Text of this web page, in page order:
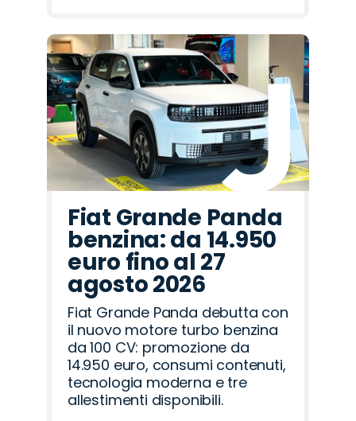
Fiat Grande Panda
benzina: da 14.950
euro fino al 27
agosto 2026
Fiat Grande Panda debutta con
il nuovo motore turbo benzina
da 100 CV: promozione da
14.950 euro, consumi contenuti,
tecnologia moderna e tre
allestimenti disponibili.